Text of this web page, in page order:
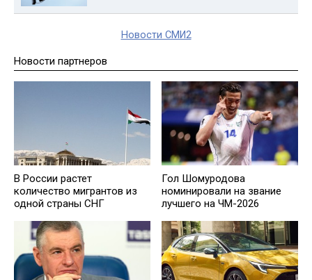
Новости СМИ2
Новости партнеров
В России растет
количество мигрантов из
одной страны СНГ
Гол Шомуродова
номинировали на звание
лучшего на ЧМ-2026